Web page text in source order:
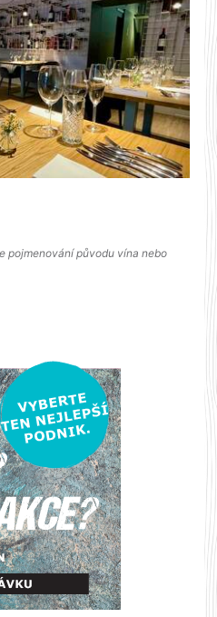
pojmenování původu vína nebo